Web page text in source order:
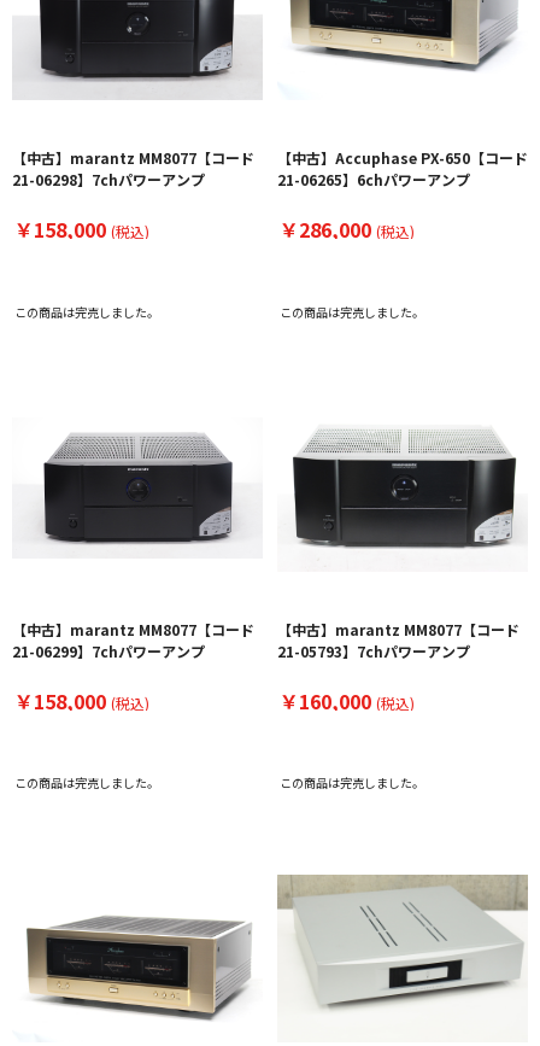
【中古】marantz MM8077【コード
21-06298】7chパワーアンプ
￥158,000 (税込)
この商品は完売しました。
【中古】Accuphase PX-650【コード
21-06265】6chパワーアンプ
￥286,000 (税込)
この商品は完売しました。
【中古】marantz MM8077【コード
21-06299】7chパワーアンプ
￥158,000 (税込)
この商品は完売しました。
【中古】marantz MM8077【コード
21-05793】7chパワーアンプ
￥160,000 (税込)
この商品は完売しました。